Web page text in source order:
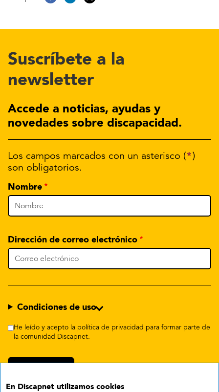
En Discapnet utilizamos cookies
Suscríbete a la
newsletter
Accede a noticias, ayudas y
novedades sobre discapacidad.
Los campos marcados con un asterisco (*)
son obligatorios.
Nombre
Dirección de correo electrónico
Condiciones de uso
He leído y acepto la política de privacidad para formar parte de
la comunidad Discapnet.